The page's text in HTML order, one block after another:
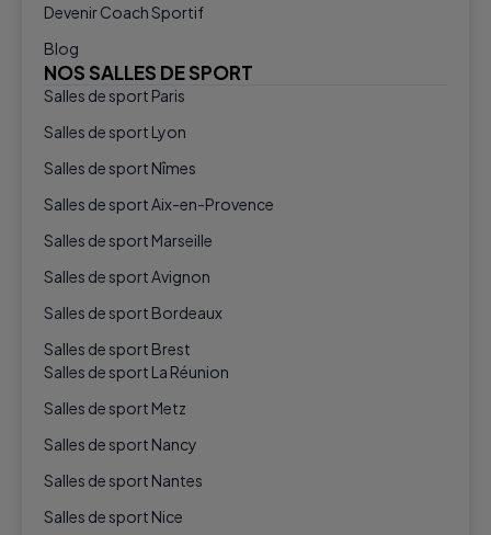
Devenir Coach Sportif
Blog
NOS SALLES DE SPORT
Salles de sport Paris
Salles de sport Lyon
Salles de sport Nîmes
Salles de sport Aix-en-Provence
Salles de sport Marseille
Salles de sport Avignon
Salles de sport Bordeaux
Salles de sport Brest
Salles de sport La Réunion
Salles de sport Metz
Salles de sport Nancy
Salles de sport Nantes
Salles de sport Nice